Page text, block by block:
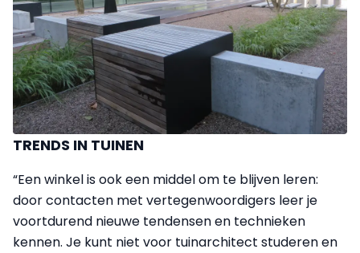
TRENDS IN TUINEN
“Een winkel is ook een middel om te blijven leren:
door contacten met vertegenwoordigers leer je
voortdurend nieuwe tendensen en technieken
kennen. Je kunt niet voor tuinarchitect studeren en